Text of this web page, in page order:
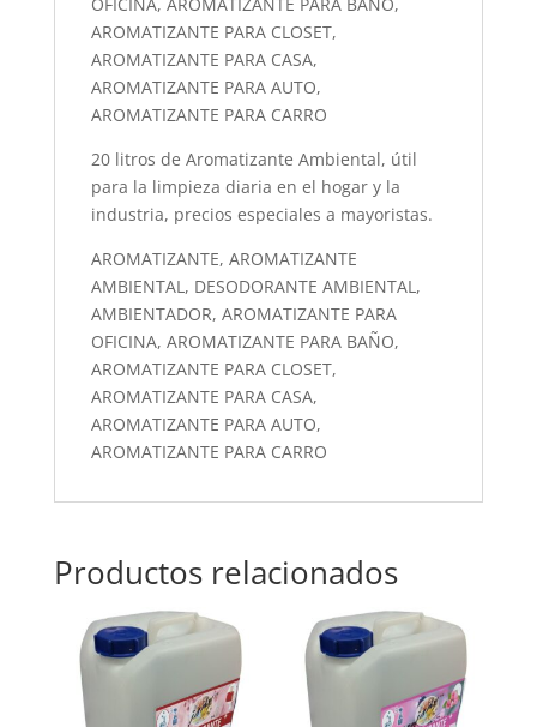
AROMATIZANTE PARA CLOSET,
AROMATIZANTE PARA CASA,
AROMATIZANTE PARA AUTO,
AROMATIZANTE PARA CARRO
20 litros de Aromatizante Ambiental, útil
para la limpieza diaria en el hogar y la
industria, precios especiales a mayoristas.
AROMATIZANTE, AROMATIZANTE
AMBIENTAL, DESODORANTE AMBIENTAL,
AMBIENTADOR, AROMATIZANTE PARA
OFICINA, AROMATIZANTE PARA BAÑO,
AROMATIZANTE PARA CLOSET,
AROMATIZANTE PARA CASA,
AROMATIZANTE PARA AUTO,
AROMATIZANTE PARA CARRO
Productos relacionados